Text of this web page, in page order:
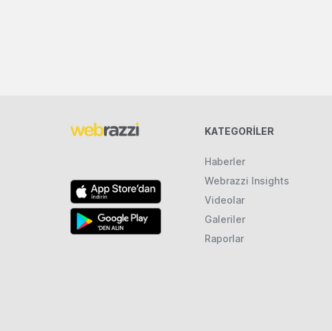
KATEGORILER
Haberler
Webrazzi Insights
Videolar
Galeriler
Raporlar